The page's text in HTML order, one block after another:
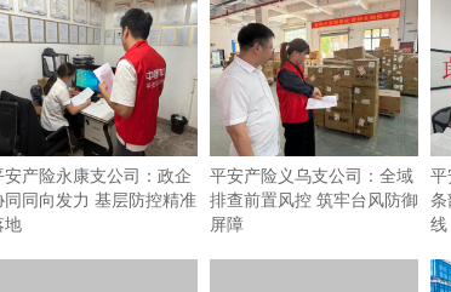
安产险永康支公司：政企
同同向发力 基层防控精准
地
平安产险义乌支公司：全域
排查前置风控 筑牢台风防御
屏障
线